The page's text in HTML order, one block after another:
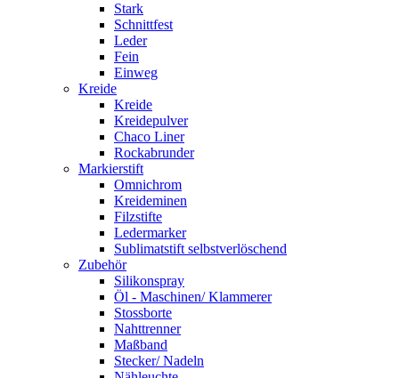
Stark
Schnittfest
Leder
Fein
Einweg
Kreide
Kreide
Kreidepulver
Chaco Liner
Rockabrunder
Markierstift
Omnichrom
Kreideminen
Filzstifte
Ledermarker
Sublimatstift selbstverlöschend
Zubehör
Silikonspray
Öl - Maschinen/ Klammerer
Stossborte
Nahttrenner
Maßband
Stecker/ Nadeln